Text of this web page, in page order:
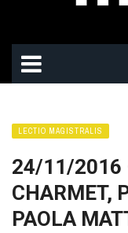
LECTIO MAGISTRALIS
24/11/2016
CHARMET,
PAOLA